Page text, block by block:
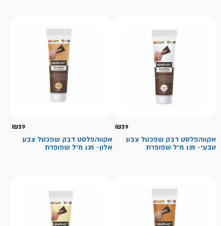
₪39
אקווהפלסט דבק שפכטל צבע
טבעי- 125 מ"ל שפופרת
₪39
אקווהפלסט דבק שפכטל צבע
אלון- 125 מ"ל שפופרת